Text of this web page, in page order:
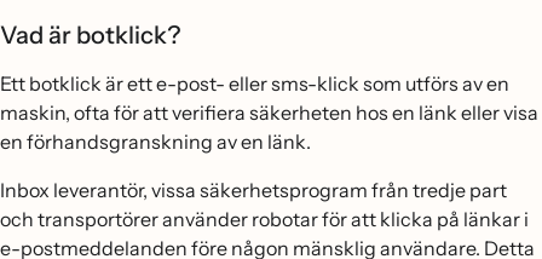
Vad är botklick?
Ett botklick är ett e-post- eller sms-klick som utförs av en
maskin, ofta för att verifiera säkerheten hos en länk eller visa
en förhandsgranskning av en länk.
Inbox leverantör, vissa säkerhetsprogram från tredje part
och transportörer använder robotar för att klicka på länkar i
e-postmeddelanden före någon mänsklig användare. Detta